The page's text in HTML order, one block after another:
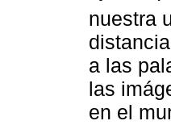
nuestra
a las
las
en el